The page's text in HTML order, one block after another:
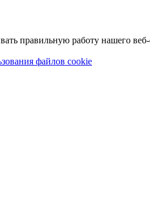
правильную работу нашего веб-
файлов cookie